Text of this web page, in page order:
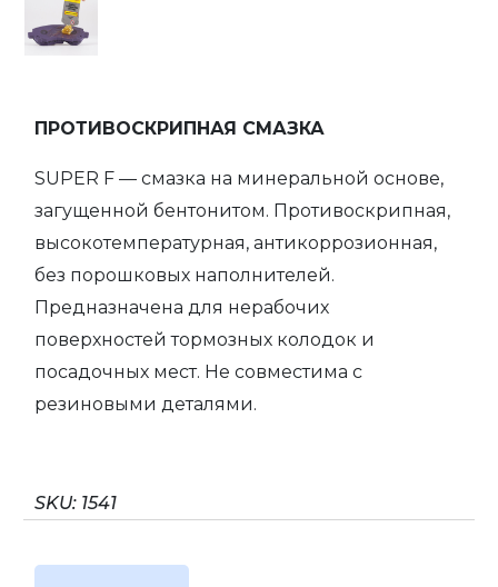
ПРОТИВОСКРИПНАЯ СМАЗКА
SUPER F — смазка на минеральной основе,
загущенной бентонитом. Противоскрипная,
высокотемпературная, антикоррозионная,
без порошковых наполнителей.
Предназначена для нерабочих
поверхностей тормозных колодок и
посадочных мест. Не совместима с
резиновыми деталями.
SKU: 1541